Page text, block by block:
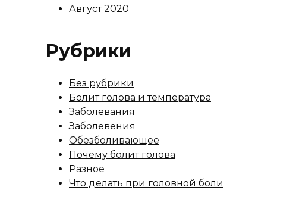
Август 2020
Рубрики
Без рубрики
Болит голова и температура
Заболевания
Заболевения
Обезболивающее
Почему болит голова
Разное
Что делать при головной боли